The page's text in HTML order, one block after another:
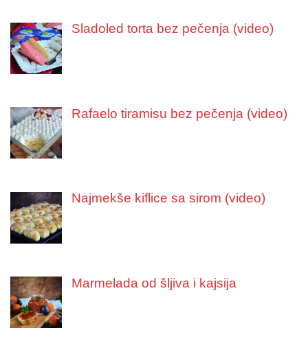
Sladoled torta bez pečenja (video)
Rafaelo tiramisu bez pečenja (video)
Najmekše kiflice sa sirom (video)
Marmelada od šljiva i kajsija